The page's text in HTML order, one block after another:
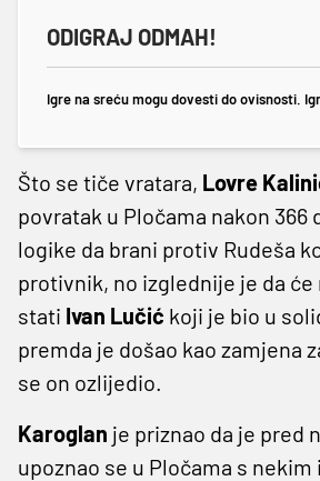
ODIGRAJ ODMAH!
Igre na sreću mogu dovesti do ovisnosti.
Što se tiče vratara, Lovre
povratak u Pločama nakon 366
logike da brani protiv Rudeša
protivnik, no izglednije je da će
stati Ivan Lučić koji je bio u
premda je došao kao zamjena
se on ozlijedio.
Karoglan je priznao da je pred
upoznao se u Pločama s